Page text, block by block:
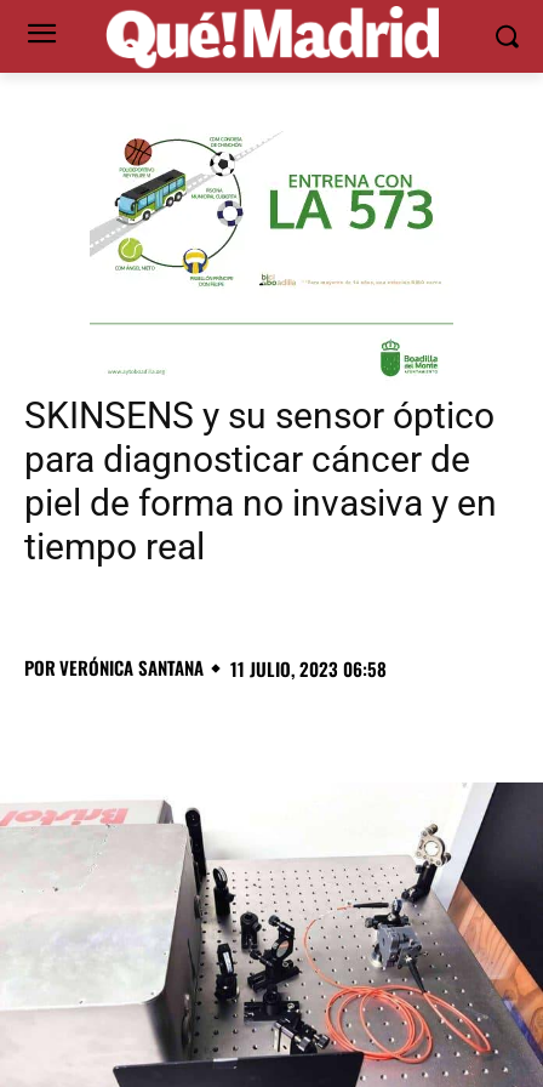
SKINSENS y su sensor óptico
para diagnosticar cáncer de
piel de forma no invasiva y en
tiempo real
PORVERÓNICA SANTANA 11 JULIO, 2023 06:58